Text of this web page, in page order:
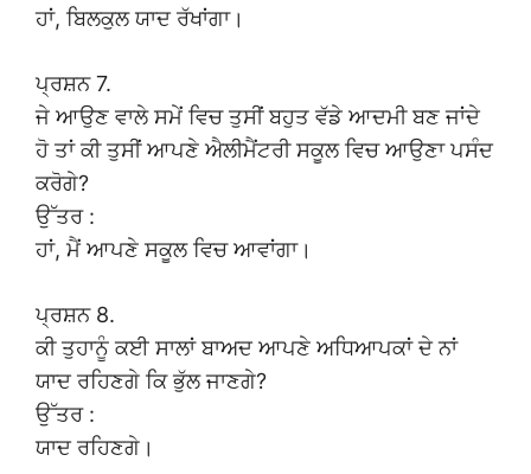
ਹਾਂ, ਬਿਲਕੁਲ ਯਾਦ ਰੱਖਾਂਗਾ।
ਪ੍ਰਸ਼ਨ 7.
ਜੇ ਆਉਣ ਵਾਲੇ ਸਮੇਂ ਵਿਚ ਤੁਸੀਂ ਬਹੁਤ ਵੱਡੇ ਆਦਮੀ ਬਣ ਜਾਂਦੇ
ਹੋ ਤਾਂ ਕੀ ਤੁਸੀਂ ਆਪਣੇ ਐਲੀਮੈਂਟਰੀ ਸਕੂਲ ਵਿਚ ਆਉਣਾ ਪਸੰਦ
ਕਰੋਗੇ?
ਉੱਤਰ :
ਹਾਂ, ਮੈਂ ਆਪਣੇ ਸਕੂਲ ਵਿਚ ਆਵਾਂਗਾ।
ਪ੍ਰਸ਼ਨ 8.
ਕੀ ਤੁਹਾਨੂੰ ਕਈ ਸਾਲਾਂ ਬਾਅਦ ਆਪਣੇ ਅਧਿਆਪਕਾਂ ਦੇ ਨਾਂ
ਯਾਦ ਰਹਿਣਗੇ ਕਿ ਭੁੱਲ ਜਾਣਗੇ?
ਉੱਤਰ :
ਯਾਦ ਰਹਿਣਗੇ।